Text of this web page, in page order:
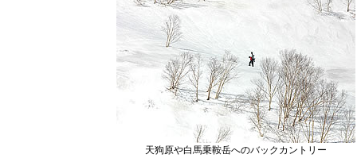
天狗原や白馬乗鞍岳へのバックカントリー